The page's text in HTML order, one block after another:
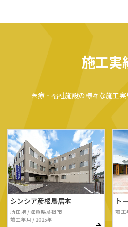
施工実
医療・福祉施設の様々な施工実
シンシア彦根鳥居本
所在地 / 滋賀県彦根市
竣工年月 / 2025年
ト
竣工